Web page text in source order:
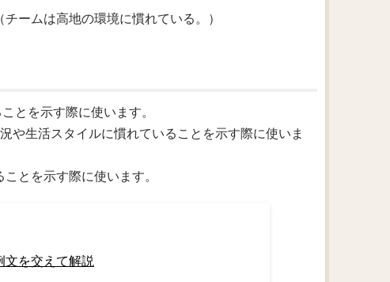
ームは高地の環境に慣れている。）
とを示す際に使います。
や生活スタイルに慣れていることを示す際に使いま
とを示す際に使います。
文を交えて解説